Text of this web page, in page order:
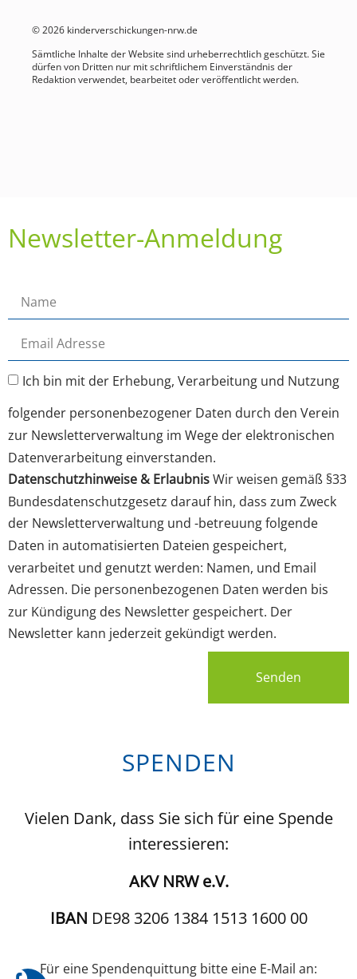
© 2026 kinderverschickungen-nrw.de
Sämtliche Inhalte der Website sind urheberrechtlich geschützt. Sie
dürfen von Dritten nur mit schriftlichem Einverständnis der
Redaktion verwendet, bearbeitet oder veröffentlicht werden.
Newsletter-Anmeldung
Ich bin mit der Erhebung, Verarbeitung und Nutzung
folgender personenbezogener Daten durch den Verein
zur Newsletterverwaltung im Wege der elektronischen
Datenverarbeitung einverstanden.
Datenschutzhinweise & ErlaubnisWir weisen gemäß §33
Bundesdatenschutzgesetz darauf hin, dass zum Zweck
der Newsletterverwaltung und -betreuung folgende
Daten in automatisierten Dateien gespeichert,
verarbeitet und genutzt werden: Namen, und Email
Adressen. Die personenbezogenen Daten werden bis
zur Kündigung des Newsletter gespeichert. Der
Newsletter kann jederzeit gekündigt werden.
Senden
SPENDEN
Vielen Dank, dass Sie sich für eine Spende
interessieren:
AKV NRW e.V.
IBAN DE98 3206 1384 1513 1600 00
Für eine Spendenquittung bitte eine E-Mail an: